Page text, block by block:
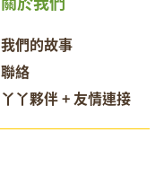
我們的故事
聯絡
丫丫夥伴 + 友情連接